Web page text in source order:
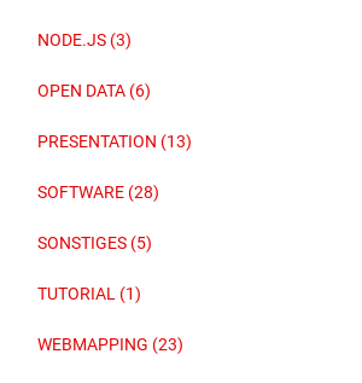
NODE.JS (3)
OPEN DATA (6)
PRESENTATION (13)
SOFTWARE (28)
SONSTIGES (5)
TUTORIAL (1)
WEBMAPPING (23)